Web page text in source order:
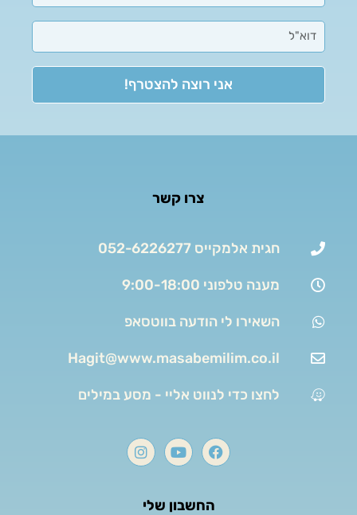
אני רוצה להצטרף!
צרו קשר
חגית אלמקייס 052-6226277
מענה טלפוני 9:00-18:00
השאירו לי הודעה בווטסאפ
Hagit@www.masabemilim.co.il
לחצו כדי לנווט אליי - מסע במילים
החשבון שלי